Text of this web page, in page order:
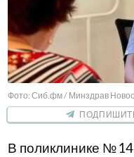
Фото: Сиб.фм / Минздрав
В поликлинике №